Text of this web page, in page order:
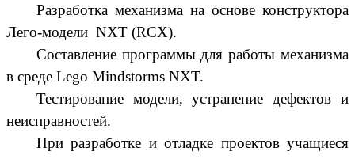
Разработка механизма на основе конструктора
Лего-модели NXT (RCX).
Составление программы для работы механизма
в среде Lego Mindstorms NXT.
Тестирование модели, устранение дефектов и
неисправностей.
При разработке и отладке проектов учащиеся